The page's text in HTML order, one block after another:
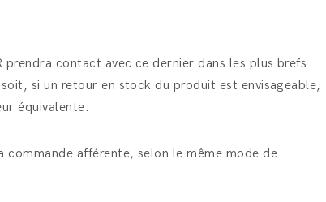
contact avec ce dernier dans les plus brefs
si un retour en stock du produit est envisageable,
équivalente.
commande afférente, selon le même mode de